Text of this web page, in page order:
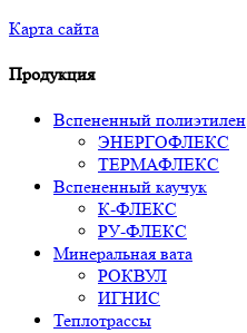
Карта сайта
Продукция
Вспененный полиэтилен
ЭНЕРГОФЛЕКС
ТЕРМАФЛЕКС
Вспененный каучук
К-ФЛЕКС
РУ-ФЛЕКС
Минеральная вата
РОКВУЛ
ИГНИС
Теплотрассы